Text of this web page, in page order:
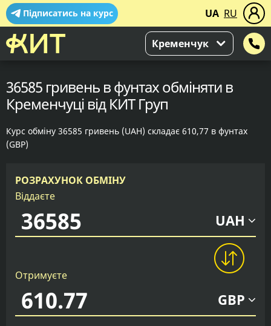
Підписатись на курс UA RU
Кременчук
36585 гривень в фунтах обміняти в
Кременчуці від КИТ Груп
Курс обміну 36585 гривень (UAH) складає 610,77 в фунтах
(GBP)
РОЗРАХУНОК ОБМІНУ
Віддаєте
UAH
Отримуєте
GBP